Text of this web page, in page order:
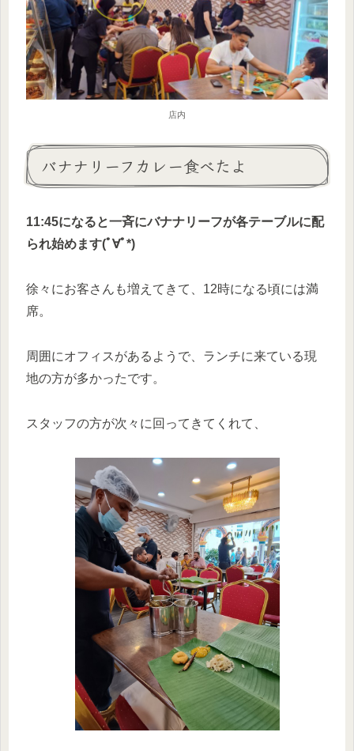
店内
バナナリーフカレー食べたよ
11:45になると一斉にバナナリーフが各テーブルに配
られ始めます(ﾟ∀ﾟ*)
徐々にお客さんも増えてきて、12時になる頃には満
席。
周囲にオフィスがあるようで、ランチに来ている現
地の方が多かったです。
スタッフの方が次々に回ってきてくれて、